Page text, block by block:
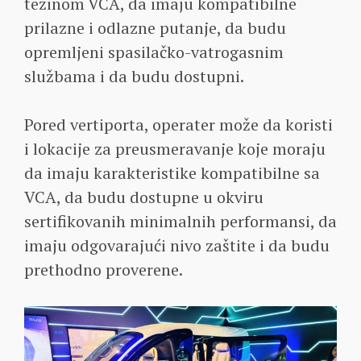
prilazne i odlazne putanje, da budu
opremljeni spasilačko-vatrogasnim
službama i da budu dostupni.
Pored vertiporta, operater može da koristi
i lokacije za preusmeravanje koje moraju
da imaju karakteristike kompatibilne sa
VCA, da budu dostupne u okviru
sertifikovanih minimalnih performansi, da
imaju odgovarajući nivo zaštite i da budu
prethodno proverene.